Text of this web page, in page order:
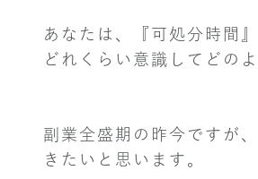
あなたは、『可処分時間
どれくらい意識してどの
副業全盛期の昨今ですが
きたいと思います。